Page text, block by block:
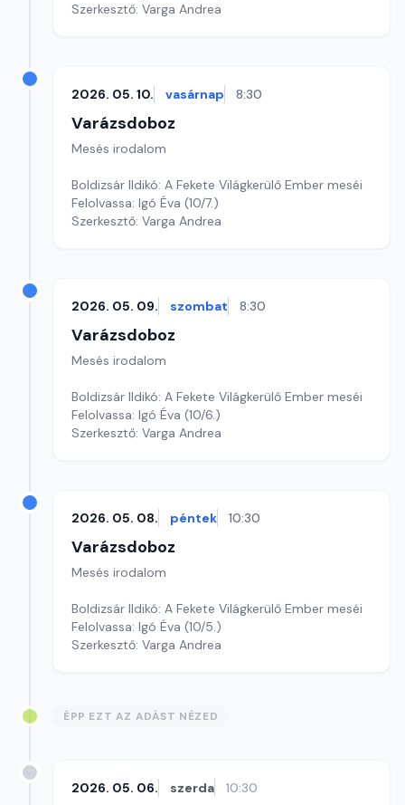
Szerkesztő: Varga Andrea
2026. 05. 10. vasárnap 8:30
Varázsdoboz
Mesés irodalom
Boldizsár Ildikó: A Fekete Világkerülő Ember meséi
Felolvassa: Igó Éva (10/7.)
Szerkesztő: Varga Andrea
2026. 05. 09. szombat 8:30
Varázsdoboz
Mesés irodalom
Boldizsár Ildikó: A Fekete Világkerülő Ember meséi
Felolvassa: Igó Éva (10/6.)
Szerkesztő: Varga Andrea
2026. 05. 08. péntek 10:30
Varázsdoboz
Mesés irodalom
Boldizsár Ildikó: A Fekete Világkerülő Ember meséi
Felolvassa: Igó Éva (10/5.)
Szerkesztő: Varga Andrea
ÉPP EZT AZ ADÁST NÉZED
2026. 05. 06. szerda 10:30